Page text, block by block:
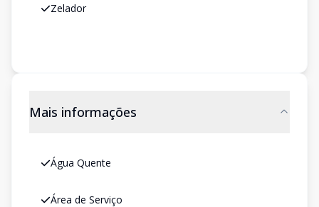
Zelador
Mais informações
Água Quente
Área de Serviço